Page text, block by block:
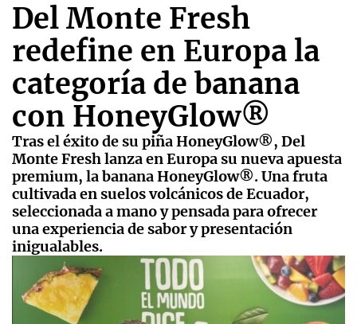
Del Monte Fresh
redefine en Europa la
categoría de banana
con HoneyGlow®
Tras el éxito de su piña HoneyGlow®, Del
Monte Fresh lanza en Europa su nueva apuesta
premium, la banana HoneyGlow®. Una fruta
cultivada en suelos volcánicos de Ecuador,
seleccionada a mano y pensada para ofrecer
una experiencia de sabor y presentación
inigualables.